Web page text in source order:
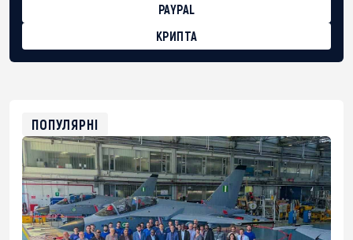
PAYPAL
КРИПТА
0xfD02863D3289416fcF50975c9DFda13623f97758
ПОПУЛЯРНІ